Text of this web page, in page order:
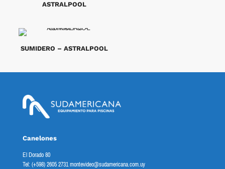
ASTRALPOOL
SUMIDERO – ASTRALPOOL
Canelones
El Dorado 80
Tel: (+598) 2605 2731 montevideo@sudamericana.com.uy